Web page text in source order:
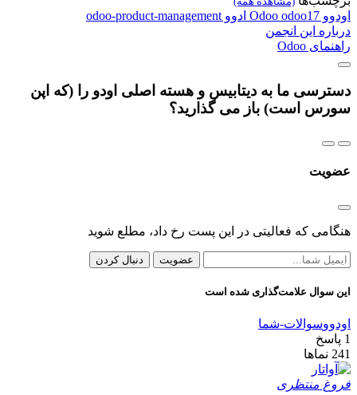
اودوو Odoo odoo17 ادوو odoo-product-management
درباره این انجمن
راهنمای Odoo
دسترسی ما به دیتابیس و هسته اصلی اودو را (که اپن
سورس است) باز می گذارید؟
عضویت
هنگامی که فعالیتی در این پست رخ داد، مطلع شوید
عضویت دنبال کردن
این سوال علامت‌گذاری شده است
اودووسوالات-شما
1 پاسخ
241 نماها
فروغ منتظری